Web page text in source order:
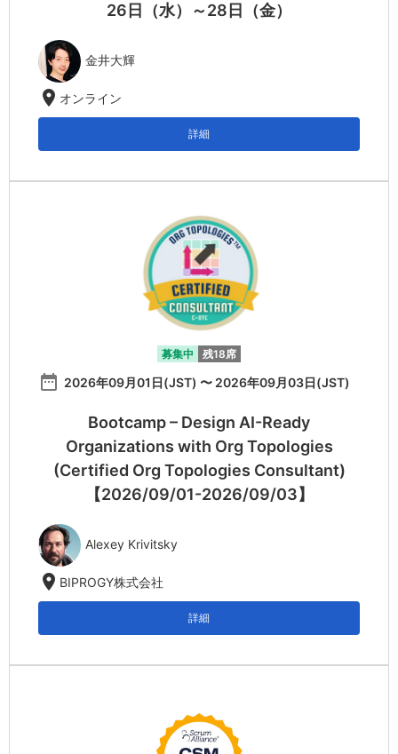
26日（水）～28日（金）
金井大輝
location_on オンライン
詳細
募集中 残18席
date_range 2026年09月01日(JST) 〜 2026年09月03日(JST)
Bootcamp – Design AI-Ready
Organizations with Org Topologies
(Certified Org Topologies Consultant)
【2026/09/01-2026/09/03】
Alexey Krivitsky
location_on BIPROGY株式会社
詳細